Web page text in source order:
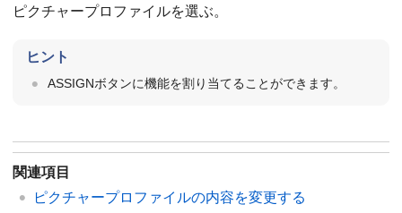
ピクチャープロファイルを選ぶ。
ヒント
ASSIGNボタンに機能を割り当てることができます。
関連項目
ピクチャープロファイルの内容を変更する